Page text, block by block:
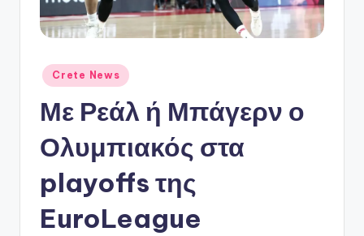
Αναρτήθηκε
σε
Crete News
Με Ρεάλ ή Μπάγερν ο
Ολυμπιακός στα
playoffs της
EuroLeague